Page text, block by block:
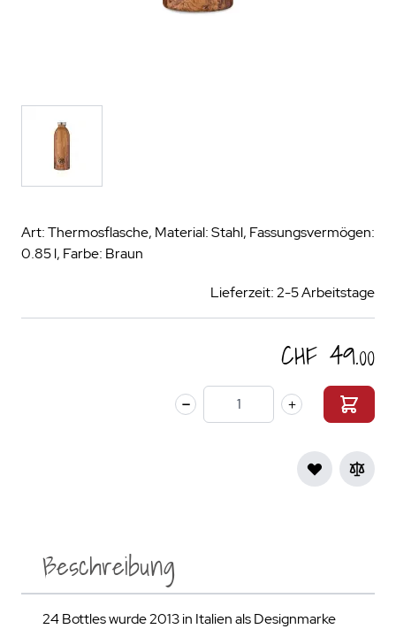
Art: Thermosflasche, Material: Stahl, Fassungsvermögen:
0.85 l, Farbe: Braun
Lieferzeit: 2-5 Arbeitstage
CHF 49.00
Menge
Beschreibung
24 Bottles wurde 2013 in Italien als Designmarke